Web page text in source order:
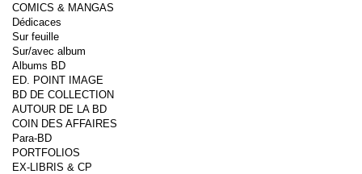
COMICS & MANGAS
Dédicaces
Sur feuille
Sur/avec album
Albums BD
ED. POINT IMAGE
BD DE COLLECTION
AUTOUR DE LA BD
COIN DES AFFAIRES
Para-BD
PORTFOLIOS
EX-LIBRIS & CP